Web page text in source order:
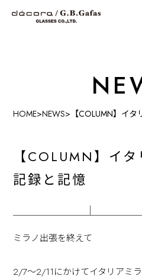
HOME>NEWS> 【COLUMN】イ
【COLUMN】イ
記録と記憶
ミラノ出張を終えて
2/7～2/11にかけてイタリアミ